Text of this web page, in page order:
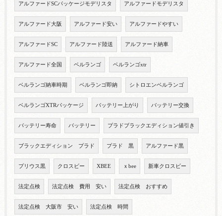
アルファードSCパッケージモデリスタ アルファードモデリスタ
アルファード大阪 アルファード安い アルファードやすい
アルファードSC アルファード陸送 アルファード納車
アルファード全国 ベルランゴ ベルランゴxtr
ベルランゴ納車時期 ベルランゴ即納 シトロエンベルランゴ
ベルランゴXTRパッケージ バッテリー上がり バッテリー交換
バッテリー寿命 バッテリー プラドブラックエディション値引き
ブラックエディション プラド プラド 黒 アルファード黒
プリウス黒 クロスビー XBEE ｘbee 新車クロスビー
法定点検 法定点検 費用 安い 法定点検 おすすめ
法定点検 大阪市 安い 法定点検 時間